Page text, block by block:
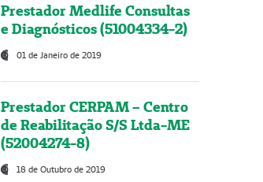
Prestador Medlife Consultas
e Diagnósticos (51004334-2)
01 de Janeiro de 2019
Prestador CERPAM – Centro
de Reabilitação S/S Ltda-ME
(52004274-8)
18 de Outubro de 2019